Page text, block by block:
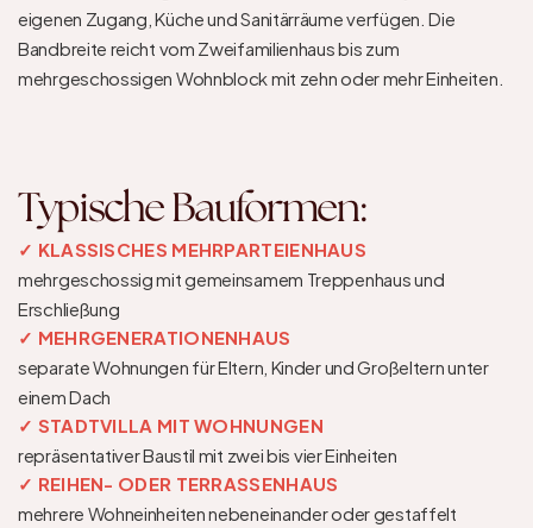
eigenen Zugang, Küche und Sanitärräume verfügen. Die
Bandbreite reicht vom Zweifamilienhaus bis zum
mehrgeschossigen Wohnblock mit zehn oder mehr Einheiten.
Typische Bauformen:
✓ KLASSISCHES MEHRPARTEIENHAUS
mehrgeschossig mit gemeinsamem Treppenhaus und
Erschließung
✓ MEHRGENERATIONENHAUS
separate Wohnungen für Eltern, Kinder und Großeltern unter
einem Dach
✓ STADTVILLA MIT WOHNUNGEN
repräsentativer Baustil mit zwei bis vier Einheiten
✓ REIHEN- ODER TERRASSENHAUS
mehrere Wohneinheiten nebeneinander oder gestaffelt